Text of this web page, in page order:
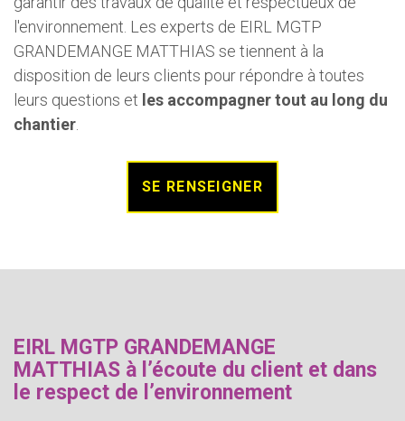
l'environnement. Les experts de EIRL MGTP
GRANDEMANGE MATTHIAS se tiennent à la
disposition de leurs clients pour répondre à toutes
leurs questions et les accompagner tout au long du
chantier
SE RENSEIGNER
EIRL MGTP GRANDEMANGE
MATTHIAS à l’écoute du client et dans
le respect de l’environnement